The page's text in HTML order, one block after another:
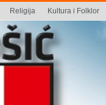
Religija Kultura i Folklor